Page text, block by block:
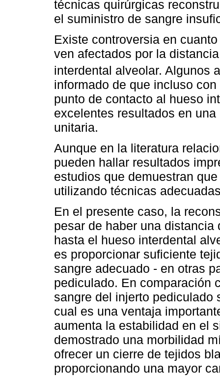
técnicas quirúrgicas
el suministro de sangre
Existe controversia en
ven afectados por la
interdental alveolar. Algunos
informado de que incluso
punto de contacto al hueso
excelentes resultados en
unitaria.
Aunque en la literatura
pueden hallar resultados
estudios que demuestran
utilizando técnicas
En el presente caso, la
pesar de haber una
hasta el hueso interdental
es proporcionar suficiente
sangre adecuado - en otras
pediculado. En comparación
sangre del injerto pediculado
cual es una ventaja
aumenta la estabilidad en el
demostrado una morbilidad
ofrecer un cierre de tejidos
proporcionando una mayor